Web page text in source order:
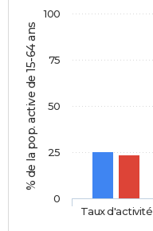
% de la pop. active de 15-64 ans
Taux d'activité
0
25
50
75
100